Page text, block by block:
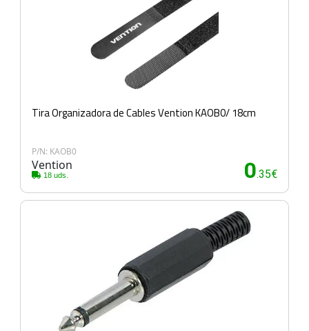
Tira Organizadora de Cables Vention KAOB0/ 18cm
P/N: KAOB0
Vention
18 uds. 0.35€